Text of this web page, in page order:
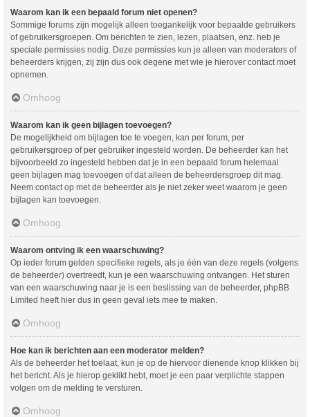
Waarom kan ik een bepaald forum niet openen?
Sommige forums zijn mogelijk alleen toegankelijk voor bepaalde gebruikers
of gebruikersgroepen. Om berichten te zien, lezen, plaatsen, enz. heb je
speciale permissies nodig. Deze permissies kun je alleen van moderators of
beheerders krijgen, zij zijn dus ook degene met wie je hierover contact moet
opnemen.
Omhoog
Waarom kan ik geen bijlagen toevoegen?
De mogelijkheid om bijlagen toe te voegen, kan per forum, per
gebruikersgroep of per gebruiker ingesteld worden. De beheerder kan het
bijvoorbeeld zo ingesteld hebben dat je in een bepaald forum helemaal
geen bijlagen mag toevoegen of dat alleen de beheerdersgroep dit mag.
Neem contact op met de beheerder als je niet zeker weet waarom je geen
bijlagen kan toevoegen.
Omhoog
Waarom ontving ik een waarschuwing?
Op ieder forum gelden specifieke regels, als je één van deze regels (volgens
de beheerder) overtreedt, kun je een waarschuwing ontvangen. Het sturen
van een waarschuwing naar je is een beslissing van de beheerder, phpBB
Limited heeft hier dus in geen geval iets mee te maken.
Omhoog
Hoe kan ik berichten aan een moderator melden?
Als de beheerder het toelaat, kun je op de hiervoor dienende knop klikken bij
het bericht. Als je hierop geklikt hebt, moet je een paar verplichte stappen
volgen om de melding te versturen.
Omhoog